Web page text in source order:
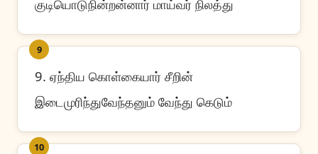
குடியொடுநின்றன்னார் மாய்வர் நிலத்து
9
9. ஏந்திய கொள்கையார் சீறின்
இடைமுரிந்துவேந்தனும் வேந்து கெடும்
10